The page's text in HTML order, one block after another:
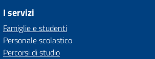
I servizi
Famiglie e studenti
Personale scolastico
Percorsi di studio